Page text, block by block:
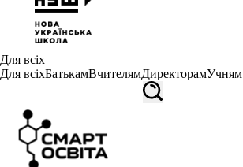
Для всіх
Для всіхБатькамВчителямДиректорамУчням